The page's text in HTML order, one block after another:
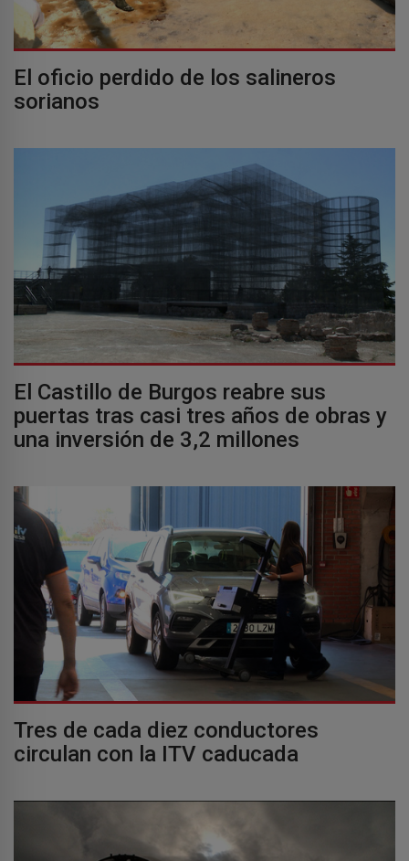
El oficio perdido de los salineros
sorianos
El Castillo de Burgos reabre sus
puertas tras casi tres años de obras y
una inversión de 3,2 millones
Tres de cada diez conductores
circulan con la ITV caducada